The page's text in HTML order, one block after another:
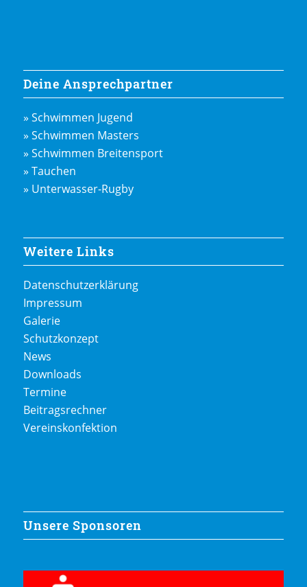
Deine Ansprechpartner
» Schwimmen Jugend
» Schwimmen Masters
» Schwimmen Breitensport
» Tauchen
» Unterwasser-Rugby
Weitere Links
Datenschutzerklärung
Impressum
Galerie
Schutzkonzept
News
Downloads
Termine
Beitragsrechner
Vereinskonfektion
Unsere Sponsoren